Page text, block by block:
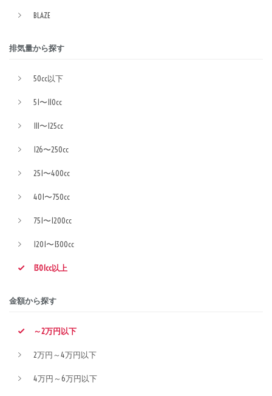
BLAZE
排気量から探す
50cc以下
51〜110cc
111〜125cc
126〜250cc
251〜400cc
401〜750cc
751〜1200cc
1201〜1300cc
1301cc以上
金額から探す
～2万円以下
2万円～4万円以下
4万円～6万円以下